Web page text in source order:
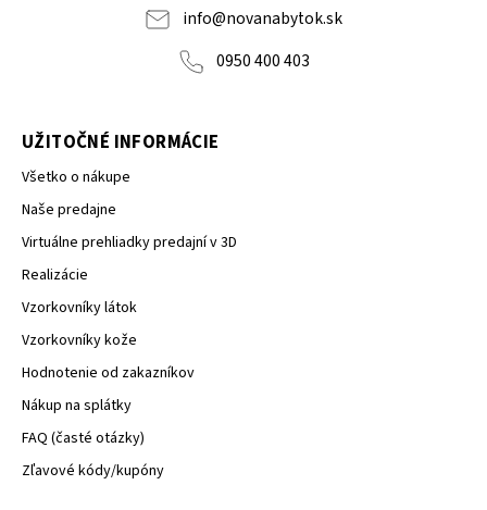
info@novanabytok.sk
0950 400 403
UŽITOČNÉ INFORMÁCIE
Všetko o nákupe
Naše predajne
Virtuálne prehliadky predajní v 3D
Realizácie
Vzorkovníky látok
Vzorkovníky kože
Hodnotenie od zakazníkov
Nákup na splátky
FAQ (časté otázky)
Zľavové kódy/kupóny